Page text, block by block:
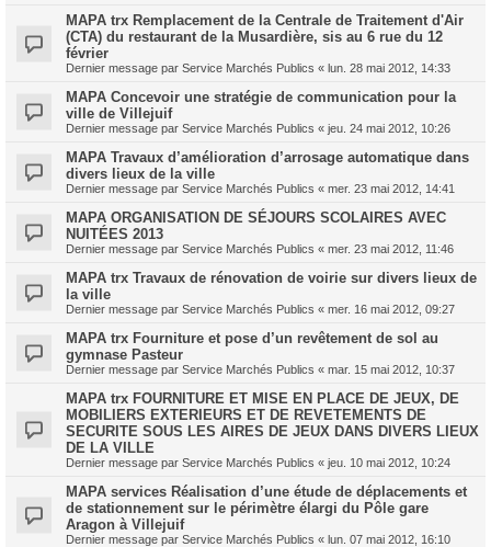
MAPA trx Remplacement de la Centrale de Traitement d'Air
(CTA) du restaurant de la Musardière, sis au 6 rue du 12
février
Dernier message par Service Marchés Publics « lun. 28 mai 2012, 14:33
MAPA Concevoir une stratégie de communication pour la
ville de Villejuif
Dernier message par Service Marchés Publics « jeu. 24 mai 2012, 10:26
MAPA Travaux d’amélioration d’arrosage automatique dans
divers lieux de la ville
Dernier message par Service Marchés Publics « mer. 23 mai 2012, 14:41
MAPA ORGANISATION DE SÉJOURS SCOLAIRES AVEC
NUITÉES 2013
Dernier message par Service Marchés Publics « mer. 23 mai 2012, 11:46
MAPA trx Travaux de rénovation de voirie sur divers lieux de
la ville
Dernier message par Service Marchés Publics « mer. 16 mai 2012, 09:27
MAPA trx Fourniture et pose d’un revêtement de sol au
gymnase Pasteur
Dernier message par Service Marchés Publics « mar. 15 mai 2012, 10:37
MAPA trx FOURNITURE ET MISE EN PLACE DE JEUX, DE
MOBILIERS EXTERIEURS ET DE REVETEMENTS DE
SECURITE SOUS LES AIRES DE JEUX DANS DIVERS LIEUX
DE LA VILLE
Dernier message par Service Marchés Publics « jeu. 10 mai 2012, 10:24
MAPA services Réalisation d’une étude de déplacements et
de stationnement sur le périmètre élargi du Pôle gare
Aragon à Villejuif
Dernier message par Service Marchés Publics « lun. 07 mai 2012, 16:10